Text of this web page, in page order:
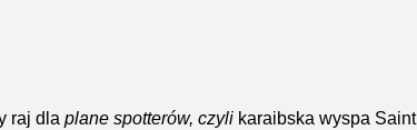
raj dla plane spotterów, czyli karaibska wyspa Saint